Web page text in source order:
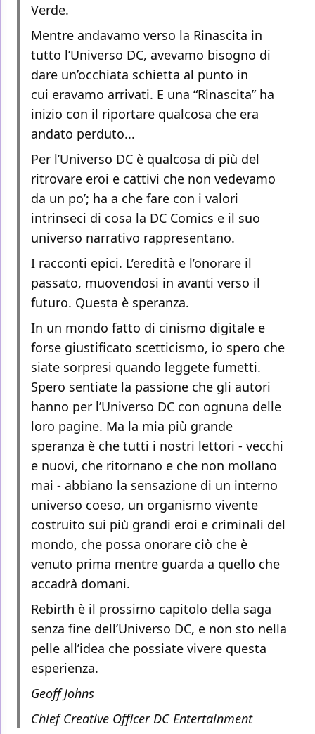
Verde.
Mentre andavamo verso la Rinascita in
tutto l’Universo DC, avevamo bisogno di
dare un’occhiata schietta al punto in
cui eravamo arrivati. E una “Rinascita” ha
inizio con il riportare qualcosa che era
andato perduto...
Per l’Universo DC è qualcosa di più del
ritrovare eroi e cattivi che non vedevamo
da un po’; ha a che fare con i valori
intrinseci di cosa la DC Comics e il suo
universo narrativo rappresentano.
I racconti epici. L’eredità e l’onorare il
passato, muovendosi in avanti verso il
futuro. Questa è speranza.
In un mondo fatto di cinismo digitale e
forse giustificato scetticismo, io spero che
siate sorpresi quando leggete fumetti.
Spero sentiate la passione che gli autori
hanno per l’Universo DC con ognuna delle
loro pagine. Ma la mia più grande
speranza è che tutti i nostri lettori - vecchi
e nuovi, che ritornano e che non mollano
mai - abbiano la sensazione di un interno
universo coeso, un organismo vivente
costruito sui più grandi eroi e criminali del
mondo, che possa onorare ciò che è
venuto prima mentre guarda a quello che
accadrà domani.
Rebirth è il prossimo capitolo della saga
senza fine dell’Universo DC, e non sto nella
pelle all’idea che possiate vivere questa
esperienza.
Geoff Johns
Chief Creative Officer DC Entertainment